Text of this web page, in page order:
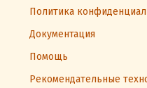
Политика
Документация
Помощь
Рекомендательные